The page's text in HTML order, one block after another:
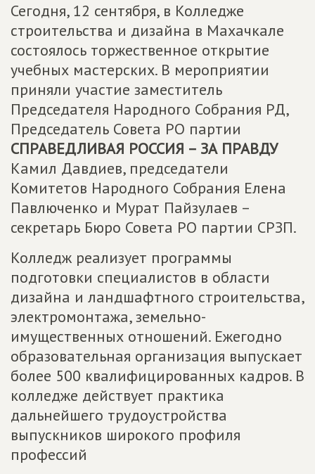
Сегодня, 12 сентября, в Колледже
строительства и дизайна в Махачкале
состоялось торжественное открытие
учебных мастерских. В мероприятии
приняли участие заместитель
Председателя Народного Собрания РД,
Председатель Совета РО партии
СПРАВЕДЛИВАЯ РОССИЯ – ЗА ПРАВДУ
Камил Давдиев, председатели
Комитетов Народного Собрания Елена
Павлюченко и Мурат Пайзулаев –
секретарь Бюро Совета РО партии СРЗП.
Колледж реализует программы
подготовки специалистов в области
дизайна и ландшафтного строительства,
электромонтажа, земельно-
имущественных отношений. Ежегодно
образовательная организация выпускает
более 500 квалифицированных кадров. В
колледже действует практика
дальнейшего трудоустройства
выпускников широкого профиля
профессий